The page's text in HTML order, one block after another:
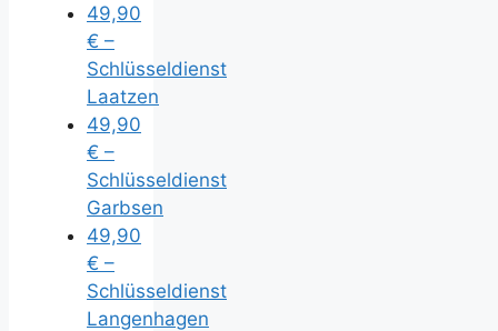
49,90
€ –
Schlüsseldienst
Laatzen
49,90
€ –
Schlüsseldienst
Garbsen
49,90
€ –
Schlüsseldienst
Langenhagen